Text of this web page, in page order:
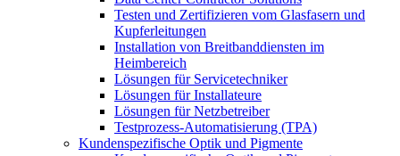
Testen und Zertifizieren vom Glasfasern und
Kupferleitungen
Installation von Breitbanddiensten im
Heimbereich
Lösungen für Servicetechniker
Lösungen für Installateure
Lösungen für Netzbetreiber
Testprozess-Automatisierung (TPA)
Kundenspezifische Optik und Pigmente